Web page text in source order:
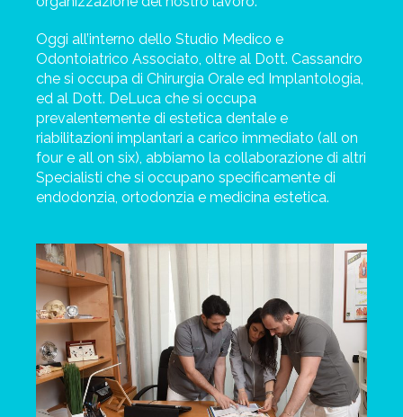
Oggi all’interno dello Studio Medico e
Odontoiatrico Associato, oltre al Dott. Cassandro
che si occupa di Chirurgia Orale ed Implantologia,
ed al Dott. DeLuca che si occupa
prevalentemente di estetica dentale e
riabilitazioni implantari a carico immediato (all on
four e all on six), abbiamo la collaborazione di altri
Specialisti che si occupano specificamente di
endodonzia, ortodonzia e medicina estetica.